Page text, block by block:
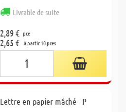
Livrable de suite
2,89 € pce
2,65 € à partir 10 pces
Lettre en papier mâché - P